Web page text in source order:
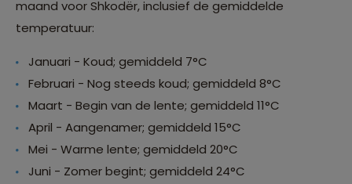
maand voor Shkodër, inclusief de gemiddelde
temperatuur:
Januari - Koud; gemiddeld 7°C
Februari - Nog steeds koud; gemiddeld 8°C
Maart - Begin van de lente; gemiddeld 11°C
April - Aangenamer; gemiddeld 15°C
Mei - Warme lente; gemiddeld 20°C
Juni - Zomer begint; gemiddeld 24°C